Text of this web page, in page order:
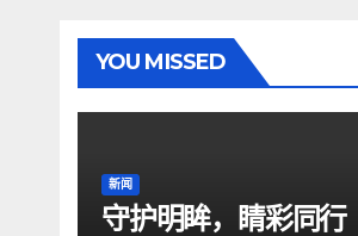
YOU MISSED
新闻
守护明眸，睛彩同行｜